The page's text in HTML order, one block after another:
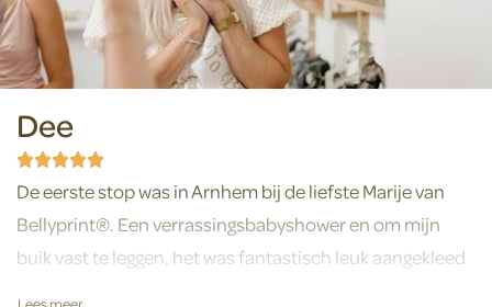
Dee
De eerste stop was in Arnhem bij de liefste Marije van
Bellyprint®. Een verrassingsbabyshower en om mijn
buik vast te leggen, het was fantastisch leuk aangekleed